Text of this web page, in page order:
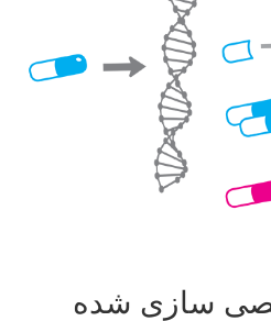
سازی شده